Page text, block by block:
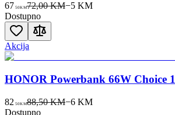
67 50KM72,00 KM−5KM
Dostupno
Akcija
HONOR Powerbank 66W Choice
82 50KM88,50 KM−6KM
Dostupno